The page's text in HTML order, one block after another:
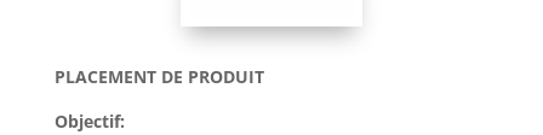
PLACEMENT DE PRODUIT
Objectif: